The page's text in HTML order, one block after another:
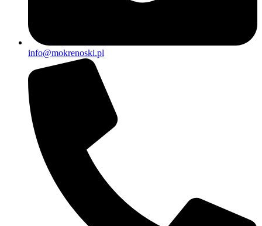
info@mokrenoski.pl